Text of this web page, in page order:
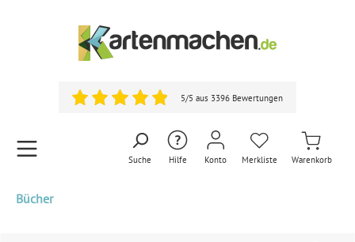
5/5 aus 3396 Bewertungen
Suche Hilfe Konto Merkliste Warenkorb
Bücher